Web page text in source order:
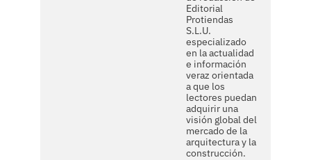
Editorial
Protiendas
S.L.U.
especializado
en la actualidad
e información
veraz orientada
a que los
lectores puedan
adquirir una
visión global del
mercado de la
arquitectura y la
construcción.